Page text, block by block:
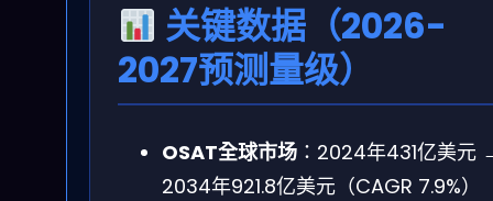
关键数据（2026-
2027预测量级）
OSAT全球市场 ：2024年431亿美元
2034年921.8亿美元（CAGR 7.9%）